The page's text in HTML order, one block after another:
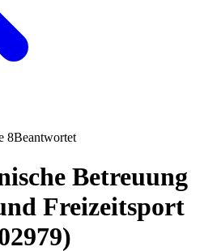
8Beantwortet
Betreuung
Freizeitsport